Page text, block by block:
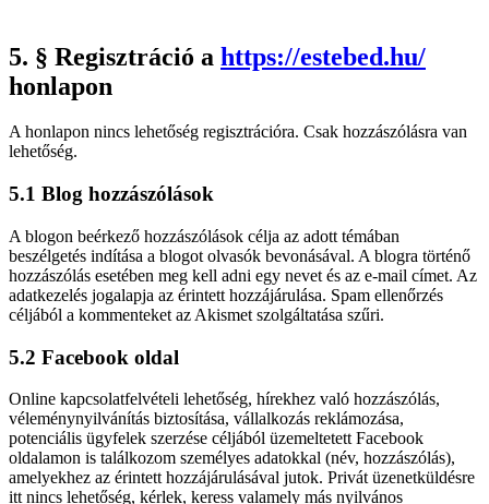
5. § Regisztráció a https://estebed.hu/
honlapon
A honlapon nincs lehetőség regisztrációra. Csak hozzászólásra van
lehetőség.
5.1 Blog hozzászólások
A blogon beérkező hozzászólások célja az adott témában
beszélgetés indítása a blogot olvasók bevonásával. A blogra történő
hozzászólás esetében meg kell adni egy nevet és az e-mail címet. Az
adatkezelés jogalapja az érintett hozzájárulása. Spam ellenőrzés
céljából a kommenteket az Akismet szolgáltatása szűri.
5.2 Facebook oldal
Online kapcsolatfelvételi lehetőség, hírekhez való hozzászólás,
véleménynyilvánítás biztosítása, vállalkozás reklámozása,
potenciális ügyfelek szerzése céljából üzemeltetett Facebook
oldalamon is találkozom személyes adatokkal (név, hozzászólás),
amelyekhez az érintett hozzájárulásával jutok. Privát üzenetküldésre
itt nincs lehetőség, kérlek, keress valamely más nyilvános